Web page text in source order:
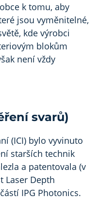
k tomu, aby
jsou vyměnitelné,
kde výrobci
blokům
není vždy
svarů)
(ICI) bylo vyvinuto
starších technik
a patentovala (v
Laser Depth
IPG Photonics.